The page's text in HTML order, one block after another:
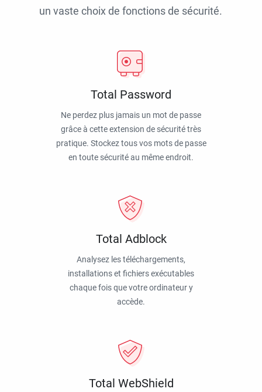
un vaste choix de fonctions de sécurité.
Total Password
Ne perdez plus jamais un mot de passe
grâce à cette extension de sécurité très
pratique. Stockez tous vos mots de passe
en toute sécurité au même endroit.
Total Adblock
Analysez les téléchargements,
installations et fichiers exécutables
chaque fois que votre ordinateur y
accède.
Total WebShield